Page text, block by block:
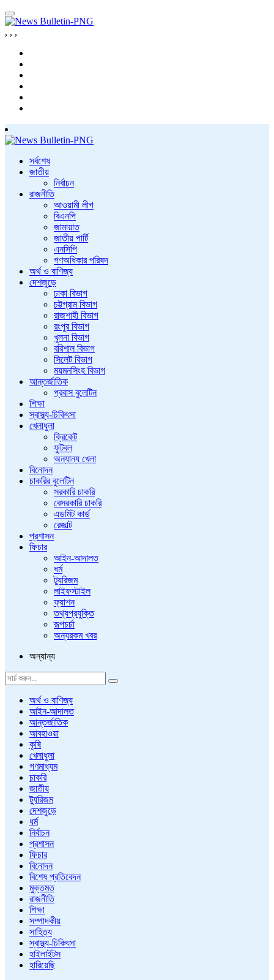
, , ,
সর্বশেষ
জাতীয়
নির্বাচন
রাজনীতি
আওয়ামী লীগ
বিএনপি
জামায়াত
জাতীয় পার্টি
এনসিপি
গণঅধিকার পরিষদ
অর্থ ও বাণিজ্য
দেশজুড়ে
ঢাকা বিভাগ
চট্টগ্রাম বিভাগ
রাজশাহী বিভাগ
রংপুর বিভাগ
খুলনা বিভাগ
বরিশাল বিভাগ
সিলেট বিভাগ
ময়মনসিংহ বিভাগ
আন্তর্জাতিক
প্রবাস বুলেটিন
শিক্ষা
স্বাস্থ্য-চিকিৎসা
খেলাধুলা
ক্রিকেট
ফুটবল
অন্যান্য খেলা
বিনোদন
চাকরির বুলেটিন
সরকারি চাকরি
বেসরকারি চাকরি
এডমিট কার্ড
রেজাল্ট
প্রশাসন
ফিচার
আইন-আদালত
ধর্ম
ট্যুরিজম
লাইফস্টাইল
ফ্যাশন
তথ্যপ্রযুক্তি
রূপচর্চা
অন্যরকম খবর
অন্যান্য
অর্থ ও বাণিজ্য
আইন-আদালত
আন্তর্জাতিক
আবহাওয়া
কৃষি
খেলাধুলা
গণমাধ্যম
চাকরি
জাতীয়
ট্যুরিজম
দেশজুড়ে
ধর্ম
নির্বাচন
প্রশাসন
ফিচার
বিনোদন
বিশেষ প্রতিবেদন
মুক্তমত
রাজনীতি
শিক্ষা
সম্পাদকীয়
সাহিত্য
স্বাস্থ্য-চিকিৎসা
হাইলাইটস
হারিয়েছি